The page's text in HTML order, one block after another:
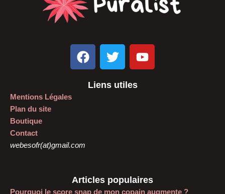
F
a
e
T
w
t
Y
o
Liens utiles
Mentions Légales
Plan du site
Boutique
Contact
webesofr(at)gmail.com
Articles populaires
Pourquoi le score snap de mon copain augmente ?